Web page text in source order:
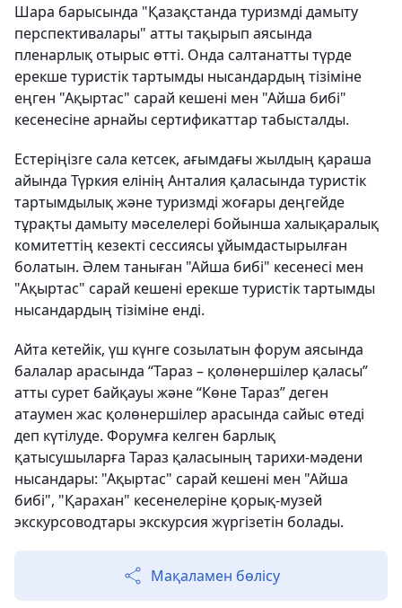
Шара барысында "Қазақстанда туризмді дамыту
перспективалары" атты тақырып аясында
пленарлық отырыс өтті. Онда салтанатты түрде
ерекше туристік тартымды нысандардың тізіміне
еңген "Ақыртас" сарай кешені мен "Айша бибі"
кесенесіне арнайы сертификаттар табысталды.
Естеріңізге сала кетсек, ағымдағы жылдың қараша
айында Түркия елінің Анталия қаласында туристік
тартымдылық және туризмді жоғары деңгейде
тұрақты дамыту мәселелері бойынша халықаралық
комитеттің кезекті сессиясы ұйымдастырылған
болатын. Әлем таныған "Айша бибі" кесенесі мен
"Ақыртас" сарай кешені ерекше туристік тартымды
нысандардың тізіміне енді.
Айта кетейік, үш күнге созылатын форум аясында
балалар арасында “Тараз – қолөнершілер қаласы”
атты сурет байқауы және “Көне Тараз” деген
атаумен жас қолөнершілер арасында сайыс өтеді
деп күтілуде. Форумға келген барлық
қатысушыларға Тараз қаласының тарихи-мәдени
нысандары: "Ақыртас" сарай кешені мен "Айша
бибі", "Қарахан" кесенелеріне қорық-музей
экскурсоводтары экскурсия жүргізетін болады.
Мақаламен бөлісу